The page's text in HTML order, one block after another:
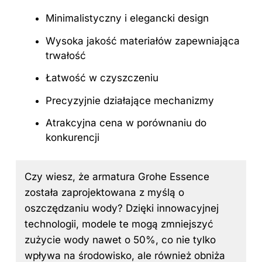
Minimalistyczny i elegancki design
Wysoka jakość materiałów zapewniająca
trwałość
Łatwość w czyszczeniu
Precyzyjnie działające mechanizmy
Atrakcyjna cena w porównaniu do
konkurencji
Czy wiesz, że armatura Grohe Essence
została zaprojektowana z myślą o
oszczędzaniu wody? Dzięki innowacyjnej
technologii, modele te mogą zmniejszyć
zużycie wody nawet o 50%, co nie tylko
wpływa na środowisko, ale również obniża